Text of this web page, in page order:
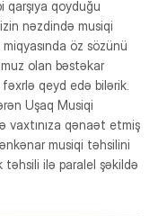
qoyduğu
nəzdində musiqi
öz sözünü
olan bəstəkar
qeyd edə bilərik.
Uşaq Musiqi
vaxtınıza qənaət etmiş
musiqi təhsilini
təhsili ilə paralel şəkildə